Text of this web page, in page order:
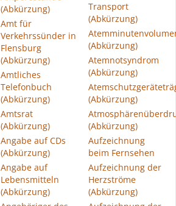
(Abkürzung)
Amt für
Verkehrssünder in
Flensburg
(Abkürzung)
Amtliches
Telefonbuch
(Abkürzung)
Amtsrat
(Abkürzung)
Angabe auf CDs
(Abkürzung)
Angabe auf
Lebensmitteln
(Abkürzung)
Transport
(Abkürzung)
(Abkürzung)
Atemnotsyndrom
(Abkürzung)
(Abkürzung)
(Abkürzung)
Aufzeichnung
beim Fernsehen
Aufzeichnung der
Herzströme
(Abkürzung)